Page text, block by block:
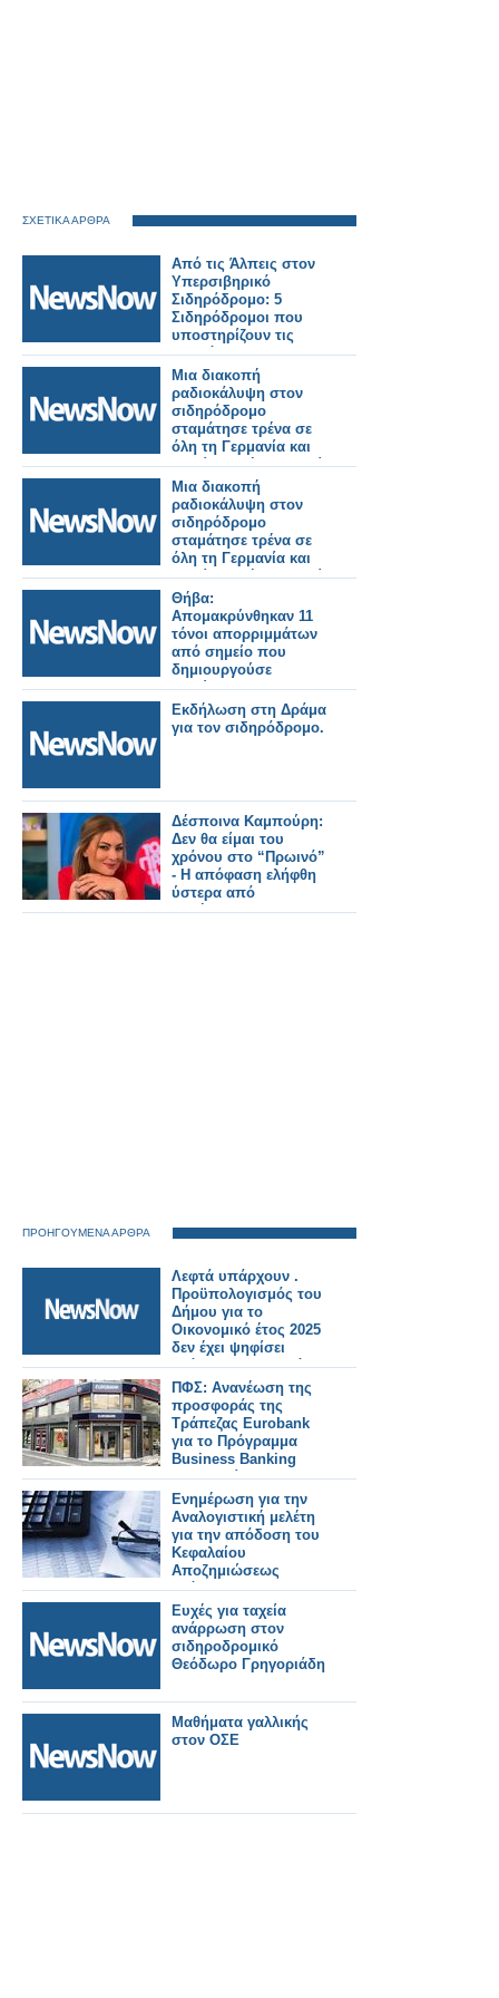
ΣΧΕΤΙΚΑ ΑΡΘΡΑ
Από τις Άλπεις στον
Υπερσιβηρικό
Σιδηρόδρομο: 5
Σιδηρόδρομοι που
υποστηρίζουν τις
παγκόσμιες
εμπορευματικές
μεταφορές.
Μια διακοπή
ραδιοκάλυψη στον
σιδηρόδρομο
σταμάτησε τρένα σε
όλη τη Γερμανία και
κανείς δεν ήξερε γιατί.
Μια διακοπή
ραδιοκάλυψη στον
σιδηρόδρομο
σταμάτησε τρένα σε
όλη τη Γερμανία και
κανείς δεν ήξερε γιατί.
Θήβα:
Απομακρύνθηκαν 11
τόνοι απορριμμάτων
από σημείο που
δημιουργούσε
κινδύνους για το
σιδηρόδρομο.
Εκδήλωση στη Δράμα
για τον σιδηρόδρομο.
Δέσποινα Καμπούρη:
Δεν θα είμαι του
χρόνου στο “Πρωινό”
- Η απόφαση ελήφθη
ύστερα από
συζήτηση με το
ΠΡΟΗΓΟΥΜΕΝΑ ΑΡΘΡΑ
Λεφτά υπάρχουν .
Προϋπολογισμός του
Δήμου για το
Οικονομικό έτος 2025
δεν έχει ψηφίσει
ακόμη το Δημοτικό
Συμβούλιο!!!!!!Για
διοργάνωση
εκδηλώσεων για την
Εθνική Εορτή της
25ης Μαρτίου 2025 θα
πληρώσουμε 12.000
ευρώ
ΠΦΣ: Ανανέωση της
προσφοράς της
Τράπεζας Eurobank
για το Πρόγραμμα
Business Banking
Φαρμακεία
Ενημέρωση για την
Αναλογιστική μελέτη
για την απόδοση του
Κεφαλαίου
Αποζημιώσεως
Εξόδου
Φαρμακοποιών
(Κ.Α.Ε.Φ.) για το έτος
2024
Ευχές για ταχεία
ανάρρωση στον
σιδηροδρομικό
Θεόδωρο Γρηγοριάδη
Μαθήματα γαλλικής
στον ΟΣΕ